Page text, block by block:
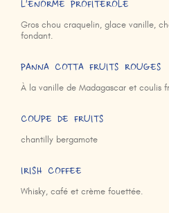
L'ÉNORME PROFITEROLE
Gros chou craquelin, glace vanille,
fondant.
PANNA COTTA FRUITS ROUGES
À la vanille de Madagascar et coulis
COUPE DE FRUITS
chantilly bergamote
IRISH COFFEE
Whisky, café et crème fouettée.